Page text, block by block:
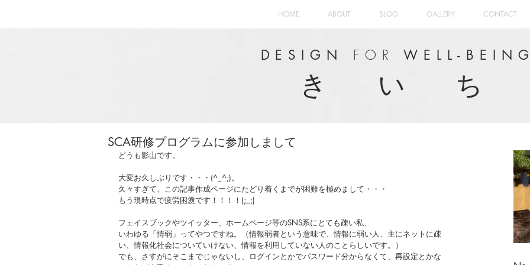
HOME ABOUT BLOG GALLERY CONTACT
DESIGN FOR WELL-
き い ち
SCA研修プログラムに参加しまして
どうも影山です。
大変お久しぶりです・・・(^_^;)。
久々すぎて、この記事作成ページにたどり着くまでが困難を極めまして・・・
もう現時点で疲労困憊です！！！！(;_;)
フェイスブックやツイッター、ホームページ等のSNS系にとても疎い私、
いわゆる「情弱」ってやつですね。（情報弱者という意味で、情報に弱い人、主にネットに疎
い、情報化社会についていけない、情報を利用していない人のことらしいです。）
でも、さすがにそこまでじゃないし、ログインとかでパスワード分からなくて、再設定とかな